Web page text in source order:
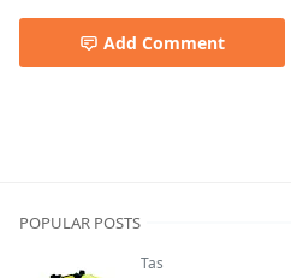
Add Comment
POPULAR POSTS
Tas